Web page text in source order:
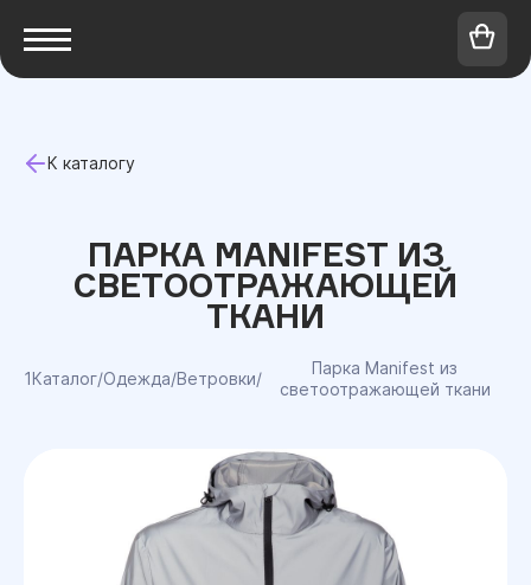
К каталогу
ПАРКА MANIFEST ИЗ
СВЕТООТРАЖАЮЩЕЙ
ТКАНИ
1Каталог/Одежда/Ветровки/
Парка Manifest из
светоотражающей ткани